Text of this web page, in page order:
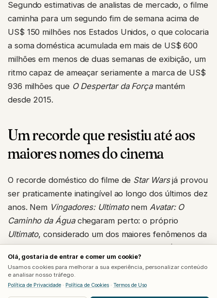
Segundo estimativas de analistas de mercado, o filme
caminha para um segundo fim de semana acima de
US$ 150 milhões nos Estados Unidos, o que colocaria
a soma doméstica acumulada em mais de US$ 600
milhões em menos de duas semanas de exibição, um
ritmo capaz de ameaçar seriamente a marca de US$
936 milhões que O Despertar da Forçamantém
desde 2015.
Um recorde que resistiu até aos
maiores nomes do cinema
O recorde doméstico do filme de Star Warsjá provou
ser praticamente inatingível ao longo dos últimos dez
anos. Nem Vingadores: UltimatonemAvatar: O
Caminho da Águachegaram perto: o próprio
Ultimato, considerado um dos maiores fenômenos da
história recente do cinema, ficou quase US$ 80
milhões abaixo da marca.
Homem-Aranha: Um Novo Dia, porém, decolou
Olá, gostaria de entrar e comer um cookie?
Usamos cookies para melhorar a sua experiência, personalizar conteúdo
e analisar nosso tráfego.
Política de Privacidade · Política de Cookies · Termos de Uso